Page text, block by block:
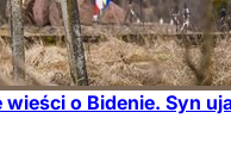
wieści o Bidenie. Syn